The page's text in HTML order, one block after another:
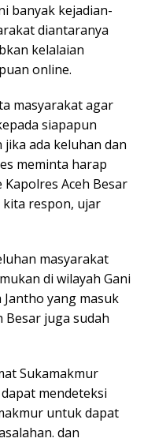
banyak kejadian-
diantaranya
kelalaian
online.
masyarakat agar
siapapun
ada keluhan dan
meminta harap
Aceh Besar
respon, ujar
masyarakat
di wilayah Gani
yang masuk
Besar juga sudah
Sukamakmur
mendeteksi
untuk dapat
dan